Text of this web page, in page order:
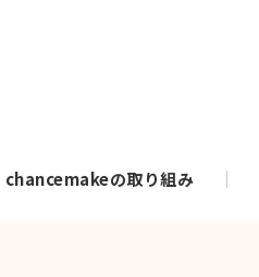
chancemakeの取り組み